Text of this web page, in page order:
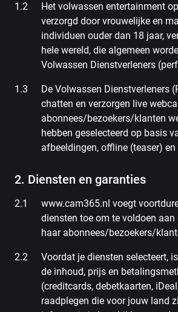
Het volwassen entertainment
verzorgd door vrouwelijke en
individuen ouder dan 18 jaar,
hele wereld, die algemeen
Volwassen Dienstverleners
De Volwassen Dienstverleners
chatten en verzorgen live
abonnees/bezoekers/klanten
hebben geselecteerd op basis
afbeeldingen, offline (teaser)
2. Diensten en garanties
www.cam365.nl voegt
diensten toe om te voldoen aan
haar abonnees/bezoekers/
Voordat je diensten selecteert,
de inhoud, prijs en
(creditcards, debetkaarten,
raadplegen die voor jouw land